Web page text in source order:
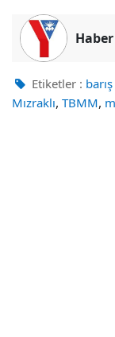
Etiketler :
Mızraklı, TBMM,